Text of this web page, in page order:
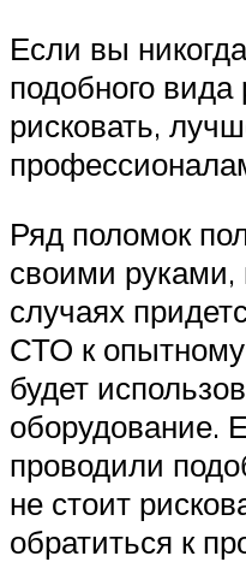
Если вы
подобного
рисковать,
Ряд поломок
своими руками,
случаях
СТО к
будет
оборудование.
проводили
не стоит
обратиться к